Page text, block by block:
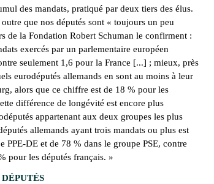
des mandats, pratiqué par deux tiers des élus.
que nos députés sont « toujours un peu
de la Fondation Robert Schuman le confirment :
exercés par un parlementaire européen
seulement 1,6 pour la France [...] ; mieux, près
eurodéputés allemands en sont au moins à leur
alors que ce chiffre est de 18 % pour les
différence de longévité est encore plus
appartenant aux deux groupes les plus
allemands ayant trois mandats ou plus est
PPE-DE et de 78 % dans le groupe PSE, contre
pour les députés français. »